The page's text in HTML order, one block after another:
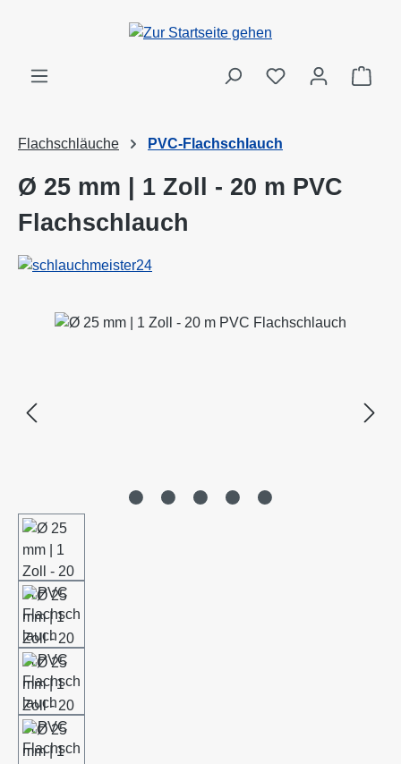
Zum Hauptinhalt springen
Flachschläuche PVC-Flachschlauch
Ø 25 mm | 1 Zoll - 20 m PVC
Flachschlauch
Bildergalerie überspringen